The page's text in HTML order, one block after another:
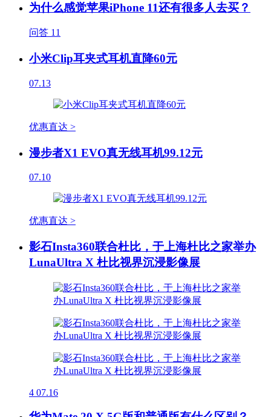
为什么感觉苹果iPhone 11还有很多人去买？
问答 11
小米Clip耳夹式耳机直降60元
07.13
优惠直达 >
漫步者X1 EVO真无线耳机99.12元
07.10
优惠直达 >
影石Insta360联合杜比，于上海杜比之家举办
LunaUltra X 杜比视界沉浸影像展
4 07.16